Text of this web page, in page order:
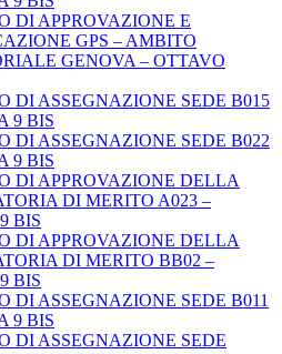
DI APPROVAZIONE E
GPS – AMBITO
GENOVA – OTTAVO
DI ASSEGNAZIONE SEDE B015
9 BIS
DI ASSEGNAZIONE SEDE B022
9 BIS
DI APPROVAZIONE DELLA
DI MERITO A023 –
BIS
DI APPROVAZIONE DELLA
DI MERITO BB02 –
BIS
DI ASSEGNAZIONE SEDE B011
9 BIS
DI ASSEGNAZIONE SEDE